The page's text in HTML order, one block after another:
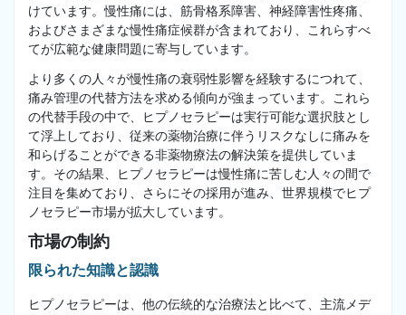
けています。慢性痛には、筋骨格系障害、神経障害性疼痛、
およびさまざまな慢性痛症候群が含まれており、これらすべ
てが広範な健康問題に寄与しています。
より多くの人々が慢性痛の衰弱性影響を経験するにつれて、
痛み管理の代替方法を求める傾向が強まっています。これら
の代替手段の中で、ヒプノセラピーは実行可能な選択肢とし
て浮上しており、従来の薬物治療に伴うリスクなしに痛みを
和らげることができる非薬物療法の解決策を提供していま
す。その結果、ヒプノセラピーは慢性痛に苦しむ人々の間で
注目を集めており、さらにその採用が進み、世界規模でヒプ
ノセラピー市場が拡大しています。
市場の制約
限られた知識と認識
ヒプノセラピーは、他の伝統的な治療法と比べて、主流メデ